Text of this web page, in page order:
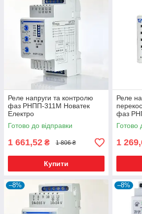
Реле напруги та контролю
фаз РНПП-311М Новатек
Електро
Готово до відправки
1 661,52 ₴ 1 806 ₴
Купити
Реле
фаз
Електро
Готово
1
–8% –8%